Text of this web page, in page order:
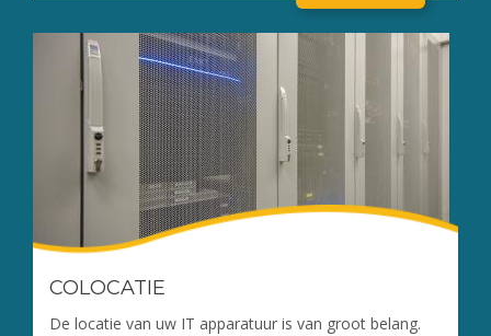
COLOCATIE
De locatie van uw IT apparatuur is van groot belang.